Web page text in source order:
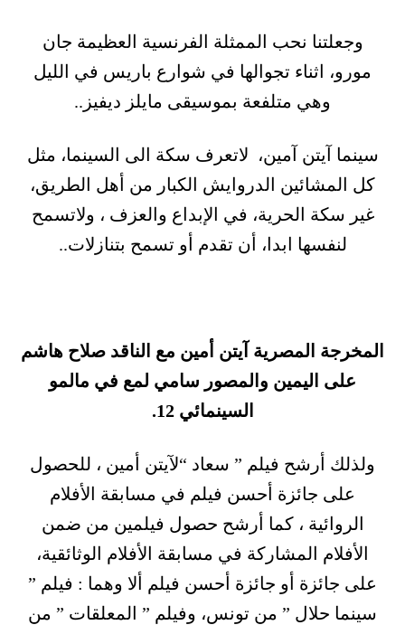
وجعلتنا نحب الممثلة الفرنسية العظيمة جان
مورو، اثناء تجوالها في شوارع باريس في الليل
وهي متلفعة بموسيقى مايلز ديفيز..
سينما آيتن آمين، لاتعرف سكة الى السينما، مثل
كل المشائين الدروايش الكبار من أهل الطريق،
غير سكة الحرية، في الإبداع والعزف ، ولاتسمح
لنفسها ابدا، أن تقدم أو تسمح بتنازلات..
المخرجة المصرية آيتن أمين مع الناقد صلاح هاشم
على اليمين والمصور سامي لمع في مالمو
السينمائي 12.
ولذلك أرشح فيلم ” سعاد “لآيتن أمين ، للحصول
على جائزة أحسن فيلم في مسابقة الأفلام
الروائية ، كما أرشح حصول فيلمين من ضمن
الأفلام المشاركة في مسابقة الأفلام الوثائقية،
على جائزة أو جائزة أحسن فيلم ألا وهما : فيلم ”
سينما حلال ” من تونس، وفيلم ” المعلقات ” من